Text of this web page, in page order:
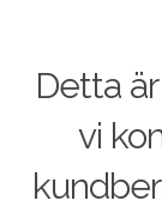
Detta
vi